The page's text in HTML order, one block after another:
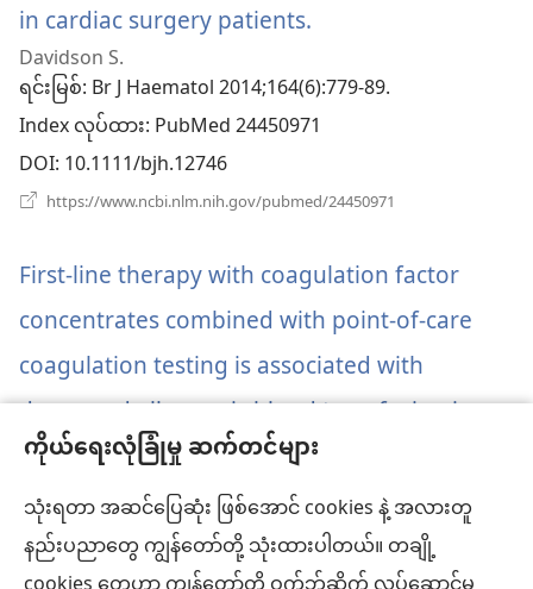
ကိုယ်ရေးလုံခြုံမှု ဆက်တင်များ
သုံးရတာ အဆင်ပြေဆုံး ဖြစ်အောင် cookies နဲ့ အလားတူ
နည်းပညာတွေ ကျွန်တော်တို့ သုံးထားပါတယ်။ တချို့
in cardiac surgery patients.
ဖွ
နေ
တယ်)
Davidson S.
ရင်းမြစ်‎: Br J Haematol 2014;164(6):779-89.
Index လုပ်ထား‎: PubMed 24450971
DOI‎: 10.1111/bjh.12746
https://www.ncbi.nlm.nih.gov/pubmed/24450971
င့်
နေ
တယ်)
First-line therapy with coagulation factor
concentrates combined with point-of-care
coagulation testing is associated with
decreased allogeneic blood transfusion in
cardiovascular surgery: a retrospective,
single-center cohort study.(window
အသစ်
Görlinger K, Dirkmann D, Hanke AA, Kamler M,
Kottenberg E, Thielmann M, Jakob H, Peters J.